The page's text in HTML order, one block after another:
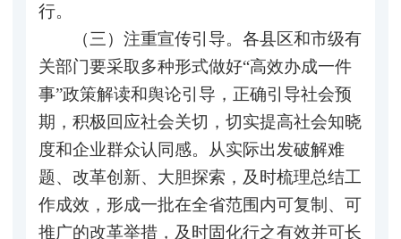
行。
（三）注重宣传引导。各县区和市级有
关部门要采取多种形式做好“高效办成一件
事”政策解读和舆论引导，正确引导社会预
期，积极回应社会关切，切实提高社会知晓
度和企业群众认同感。从实际出发破解难
题、改革创新、大胆探索，及时梳理总结工
作成效，形成一批在全省范围内可复制、可
推广的改革举措，及时固化行之有效并可长